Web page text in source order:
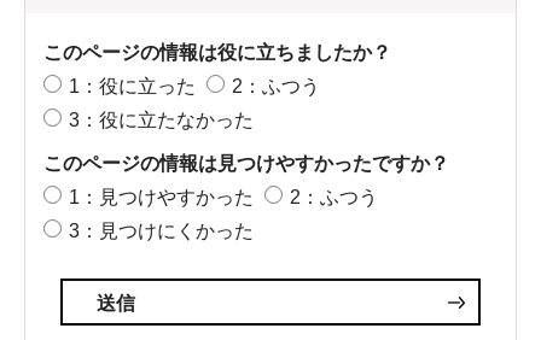
このページの情報は役に立ちましたか？
1：役に立った
2：ふつう
3：役に立たなかった
このページの情報は見つけやすかったですか？
1：見つけやすかった
2：ふつう
3：見つけにくかった